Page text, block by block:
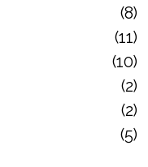
8
11
10
2
2
5